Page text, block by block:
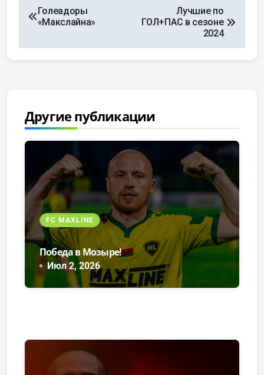
Голеадоры
«Макслайна»
Лучшие по
ГОЛ+ПАС в сезоне
2024
Другие публикации
FC MAXLINE
Победа в Мозыре!
Июл 2, 2026